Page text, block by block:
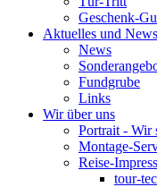
Geschenk-
Aktuelles und News
News
Fundgrube
Links
Wir über uns
Portrait - Wir
Montage-
Reise-
tour-